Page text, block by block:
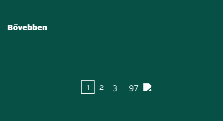
Bővebben
1 2 3 97